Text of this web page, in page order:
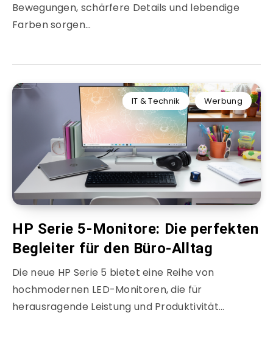
Bewegungen, schärfere Details und lebendige
Farben sorgen…
IT & Technik Werbung
HP Serie 5-Monitore: Die perfekten
Begleiter für den Büro-Alltag
Die neue HP Serie 5 bietet eine Reihe von
hochmodernen LED-Monitoren, die für
herausragende Leistung und Produktivität…